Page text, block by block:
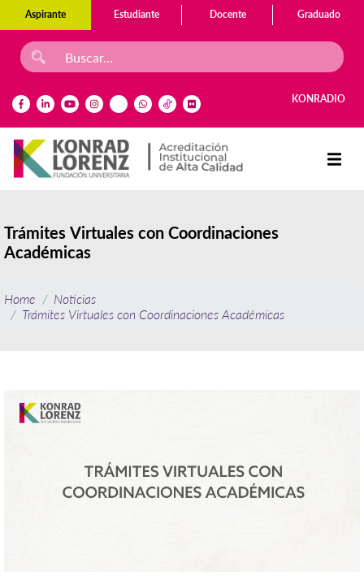
Aspirante Estudiante Docente Graduado
KONRADIO
Trámites Virtuales con Coordinaciones
Académicas
Home
Noticias
Trámites Virtuales con Coordinaciones Académicas